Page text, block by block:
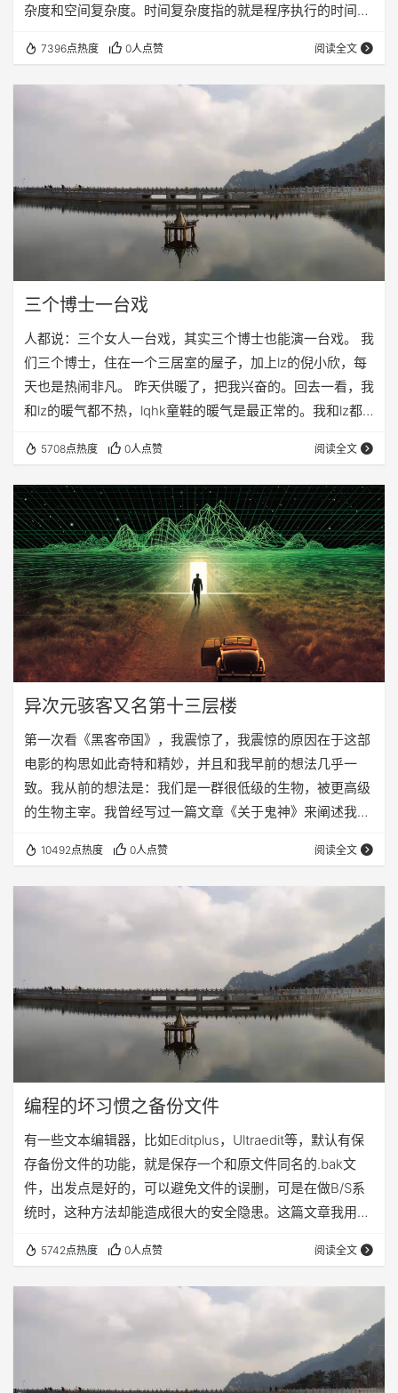
杂度和空间复杂度。时间复杂度指的就是程序执行的时间长
把空间复杂度扩展一下，指的是消耗的计算资源，包括内
存，CPU，硬盘，数据库开销。 尽管现在内存容量已经很
大，但是对于程序而言，消耗的内存永远是越少越好！这里
只说一些常见的问题：定义变量。我们在定义变量的时候应
该遵从小范围原则，就是如果能够定义局部变量，那就不…
7396点热度 0人点赞 阅读全文
三个博士一台戏
人都说：三个女人一台戏，其实三个博士也能演一台戏。 我
们三个博士，住在一个三居室的屋子，加上lz的倪小欣，每
天也是热闹非凡。 昨天供暖了，把我兴奋的。回去一看，我
和lz的暖气都不热，lqhk童鞋的暖气是最正常的。我和lz都
没道理。然后我暂停了正在看的《LOST》，爬起来研究暖
气片的结构。 我把我的和lz的暖气片上的两个阀门拧来拧去
也没见效果，lqhk和倪小欣也过来凑热闹，四个人挤成一堆
讨论的不亦乐乎。最后我得出一个结论：热水压根儿也没流
进暖气片去。倪小欣首先赞同，…
5708点热度 0人点赞 阅读全文
异次元骇客又名第十三层楼
第一次看《黑客帝国》，我震惊了，我震惊的原因在于这部
电影的构思如此奇特和精妙，并且和我早前的想法几乎一
致。我从前的想法是：我们是一群很低级的生物，被更高级
的生物主宰。我曾经写过一篇文章《关于鬼神》来阐述我的
觉得我们也是生物，不过就像现在我们看到蚂蚁一般，在别
的生物眼中，我们不过是很低级的动物。 现在再看《异次元
骇客》这部电影，跟我从前的想法非常吻合，只不过影片认
为我们都是模拟出来的电子信号，而我则认为我们都是很低
等的生物，但是有一点是肯定的：不是上帝创造了人类，
而…
10492点热度 0人点赞 阅读全文
编程的坏习惯之备份文件
有一些文本编辑器，比如Editplus，Ultraedit等，默认有保
存备份文件的功能，就是保存一个和原文件同名的.bak文
件，出发点是好的，可以避免文件的误删，可是在做B/S系
统时，这种方法却能造成很大的安全隐患。这篇文章我用一
这里我要假设Editplus的自动备份功能并没有取消，而是自
动生成了.bak文件，而我们没有意识到这种文件的危害，把
这个文件一起拷贝到了我们的项目文件夹下（这种情况经常
发生），假如说这个文件叫做insertuser.jsp，那么备份文…
5742点热度 0人点赞 阅读全文